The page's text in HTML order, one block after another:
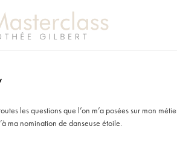
les questions que l’on m’a posées sur mon
ma nomination de danseuse étoile.